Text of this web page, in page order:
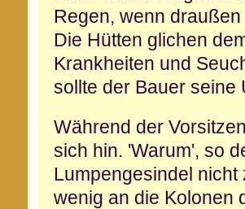
Regen, wenn
Die Hütten glichen
Krankheiten und
sollte der Bauer seine
Während der
sich hin. 'Warum', so
Lumpengesindel nicht
wenig an die Kolonen